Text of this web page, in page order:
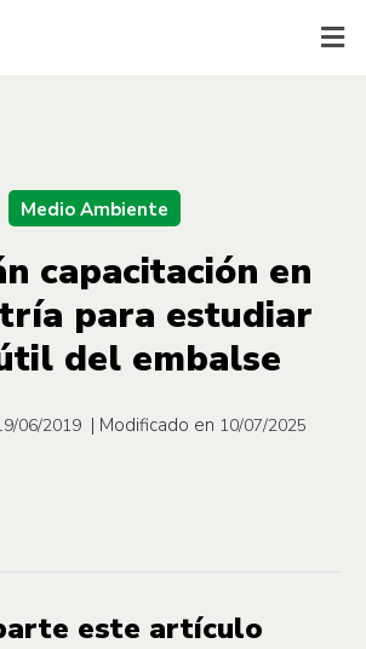
Medio Ambiente
capacitación en
para estudiar
del embalse
06/2019 | Modificado en 10/07/2025
este artículo